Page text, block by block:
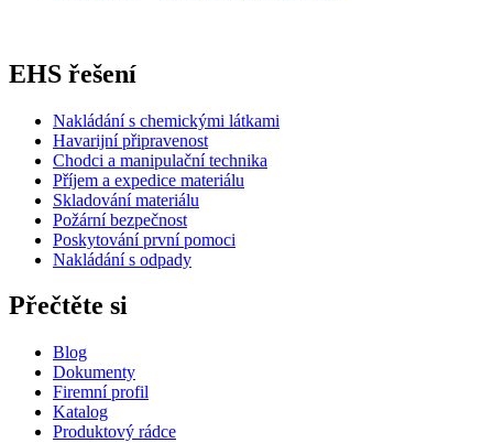
EHS řešení
Nakládání s chemickými látkami
Havarijní připravenost
Chodci a manipulační technika
Příjem a expedice materiálu
Skladování materiálu
Požární bezpečnost
Poskytování první pomoci
Nakládání s odpady
Přečtěte si
Blog
Dokumenty
Firemní profil
Katalog
Produktový rádce